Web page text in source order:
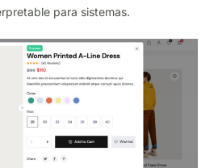
para sistemas.